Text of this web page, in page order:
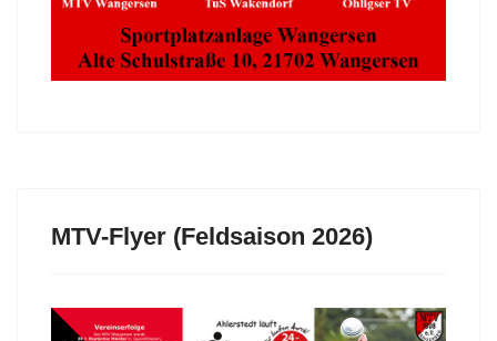
MTV-Flyer (Feldsaison 2026)